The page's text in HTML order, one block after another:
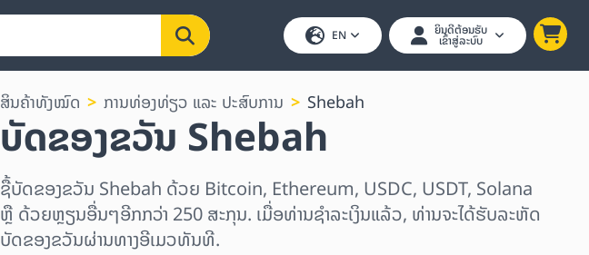
EN ຍິນດີຕ້ອນຮັບ
ເຂົ້າສູ່ລະບົບ
ສິນຄ້າທັງໝົດ ການທ່ອງທ່ຽວ ແລະ ປະສົບການ Shebah
ບັດຂອງຂວັນ Shebah
ຊື້ບັດຂອງຂວັນ Shebah ດ້ວຍ Bitcoin, Ethereum, USDC, USDT, Solana
ຫຼື ດ້ວຍຫຼຽນອື່ນໆອີກກວ່າ 250 ສະກຸນ. ເມື່ອທ່ານຊຳລະເງິນແລ້ວ, ທ່ານຈະໄດ້ຮັບລະຫັດ
ບັດຂອງຂວັນຜ່ານທາງອີເມວທັນທີ.